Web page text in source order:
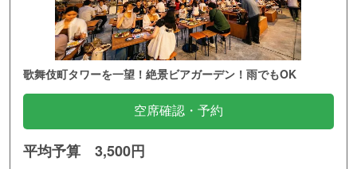
歌舞伎町タワーを一望！絶景ビアガーデン！雨でもOK
空席確認・予約
平均予算 3,500円